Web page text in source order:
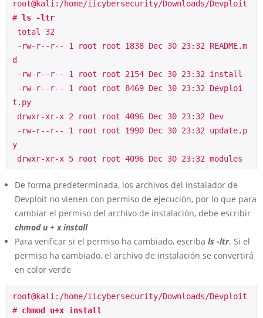
root@kali:/home/iicybersecurity/Downloads/Devploit
# ls -ltr
total 32
d
-rw-r--r-- 1 root root 2154 Dec 30 23:32 install
t.py
drwxr-xr-x 2 root root 4096 Dec 30 23:32 Dev
y
drwxr-xr-x 5 root root 4096 Dec 30 23:32 modules
De forma predeterminada, los archivos del instalador de
Devploit no vienen con permiso de ejecución, por lo que para
cambiar el permiso del archivo de instalación, debe escribir
chmod u + x install
Para verificar si el permiso ha cambiado, escriba ls -ltr. Si el
permiso ha cambiado, el archivo de instalación se convertirá
en color verde
root@kali:/home/iicybersecurity/Downloads/Devploit
# chmod u+x install